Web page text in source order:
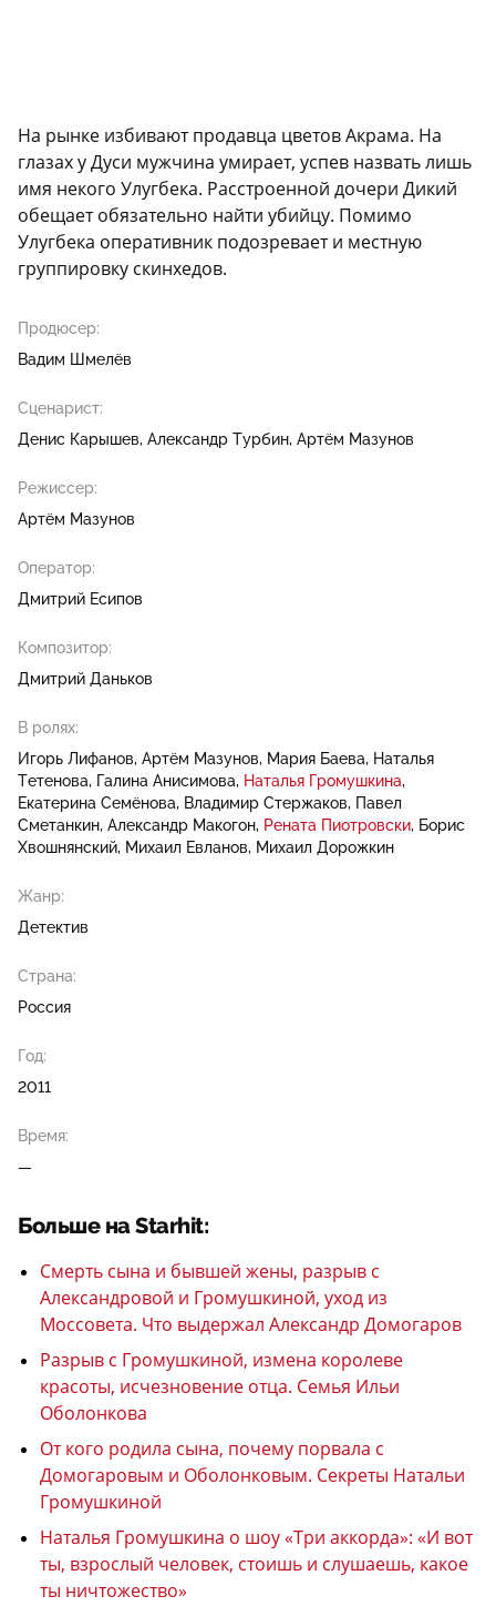
На рынке избивают продавца цветов Акрама. На
глазах у Дуси мужчина умирает, успев назвать лишь
имя некого Улугбека. Расстроенной дочери Дикий
обещает обязательно найти убийцу. Помимо
Улугбека оперативник подозревает и местную
группировку скинхедов.
Продюсер:
Вадим Шмелёв
Сценарист:
Денис Карышев Александр Турбин Артём Мазунов
Режиссер:
Артём Мазунов
Оператор:
Дмитрий Есипов
Композитор:
Дмитрий Даньков
В ролях:
Игорь Лифанов Артём Мазунов Мария Баева Наталья
Тетенова Галина Анисимова Наталья Громушкина
Екатерина Семёнова Владимир Стержаков
Павел
Сметанкин Александр Макогон Рената Пиотровски Борис
Хвошнянский Михаил Евланов Михаил Дорожкин
Жанр:
Детектив
Страна:
Россия
Год:
2011
Время:
—
Больше на Starhit:
Смерть сына и бывшей жены, разрыв с
Александровой и Громушкиной, уход из
Моссовета. Что выдержал Александр Домогаров
Разрыв с Громушкиной, измена королеве
красоты, исчезновение отца. Семья Ильи
Оболонкова
От кого родила сына, почему порвала с
Домогаровым и Оболонковым. Секреты Натальи
Громушкиной
Наталья Громушкина о шоу «Три аккорда»: «И вот
ты, взрослый человек, стоишь и слушаешь, какое
ты ничтожество»